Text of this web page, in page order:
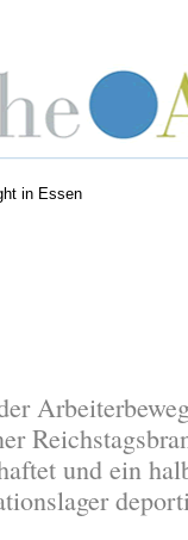
in Essen
und ein